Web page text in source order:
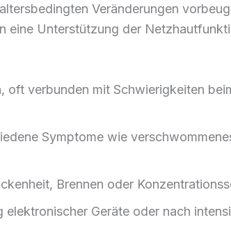
Veränderungen
eine Unterstützung der
oft verbunden mit Schwierigkeiten
Symptome wie
Brennen oder
Geräte oder nach